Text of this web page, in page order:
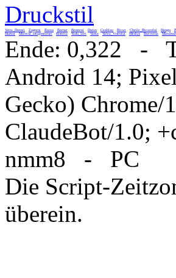
Druckstil
Vatra_Dornei Zugreni Rarau Barnar Brosteni Durau Ceahlau Bicaz Cheile_Bicazului Hangu
Humor
Mitocul_Dragomirnei Bistrita Vadu_Izei Vama Valea_Viseului Medias Bucovina
Ende: 0,322 -
Android 14;
Gecko)
ClaudeBot/1.0;
nmm8 - PC
Die Script-
überein.